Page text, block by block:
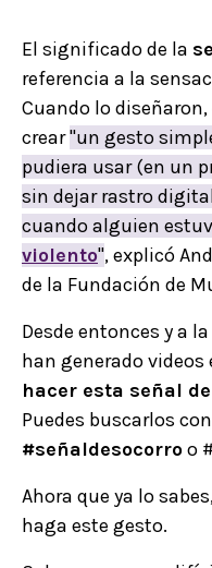
El significado de la
referencia a la
Cuando lo
crear"un gesto
pudiera usar (en un
sin dejar rastro
cuando alguien
violento", explicó
de la Fundación de
Desde entonces y a
han generado videos
hacer esta señal
Puedes buscarlos
#señaldesocorroo
Ahora que ya lo
haga este gesto.